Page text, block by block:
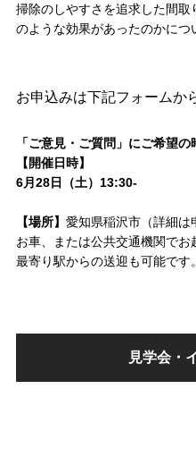
掃除のしやすさを追求した間
のような効果があったのかにつ
お申込みは下記フォームか
「ご意見・ご質問」にご希望の
【開催日時】
6月28日（土）13:30-
【場所】愛知県稲沢市（詳細は
お車、または公共交通機関でお
最寄り駅からの送迎も可能です。
見学会・